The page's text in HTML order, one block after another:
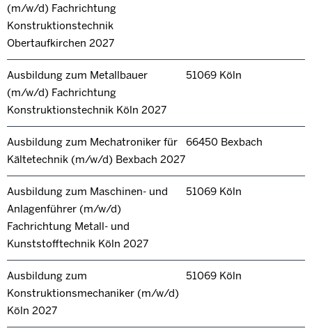
(m/w/d) Fachrichtung
Konstruktionstechnik
Obertaufkirchen 2027
Ausbildung zum Metallbauer
(m/w/d) Fachrichtung
Konstruktionstechnik Köln 2027
51069 Köln
Ausbildung zum Mechatroniker für
Kältetechnik (m/w/d) Bexbach 2027
66450 Bexbach
Ausbildung zum Maschinen- und
Anlagenführer (m/w/d)
Fachrichtung Metall- und
Kunststofftechnik Köln 2027
51069 Köln
Ausbildung zum
Konstruktionsmechaniker (m/w/d)
Köln 2027
51069 Köln